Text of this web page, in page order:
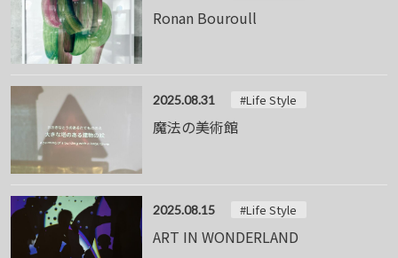
Ronan Bouroull
2025.08.31 #Life Style
魔法の美術館
2025.08.15 #Life Style
ART IN WONDERLAND